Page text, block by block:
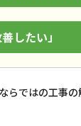
したい」
らではの工事